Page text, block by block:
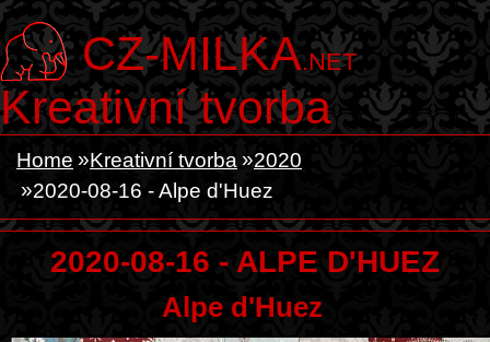
CZ-MILKA.NET
Kreativní tvorba
Home Kreativní tvorba
2020
2020-08-16 - Alpe d'Huez
2020-08-16 - ALPE D'HUEZ
Alpe d'Huez